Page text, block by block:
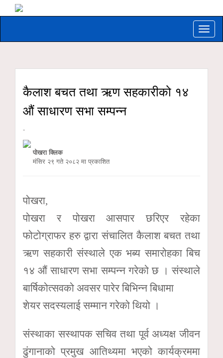
Toggle
कैलाश बचत तथा ऋण सहकारीको १४
औं साधारण सभा सम्पन्न
-
पोखरा क्लिक
मंसिर २९ गते २०८२ मा प्रकाशित
पोखरा,
पोखरा र पोखरा आसपार छरिएर रहेका
फोटोग्राफर हरु द्वारा संचालित कैलाश बचत तथा
ऋण सहकारी संस्थाले एक भब्य समारोहका बिच
१४ औं साधारण सभा सम्पन्न गरेको छ । संस्थाले
बार्षिकोत्सवको अवसर पारेर बिभिन्न बिधामा
शेयर सदस्यलाई सम्मान गरेको थियो ।
संस्थाका सस्थापक सचिव तथा पूर्व अध्यक्ष जीवन
ढुंगानाको प्रमुख आतिथ्यमा भएको कार्यक्रममा